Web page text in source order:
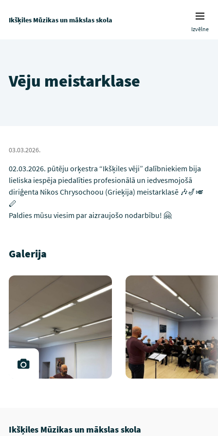
Ikšķiles Mūzikas un mākslas skola
Izvēlne
Vēju meistarklase
03.03.2026.
02.03.2026. pūtēju orķestra “Ikšķiles vēji” dalībniekiem bija
lieliska iespēja piedalīties profesionālā un iedvesmojošā
diriģenta Nikos Chrysochoou (Grieķija) meistarklasē 🎶🎷🎺
🪈
Paldies mūsu viesim par aizraujošo nodarbību! 🤗
Galerija
Ikšķiles Mūzikas un mākslas skola